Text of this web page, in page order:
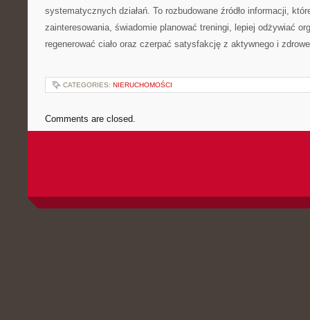
systematycznych działań. To rozbudowane źródło informacji,
zainteresowania, świadomie planować treningi, lepiej odżywiać
regenerować ciało oraz czerpać satysfakcję z aktywnego i
CATEGORIES: NIERUCHOMOŚCI
Comments are closed.